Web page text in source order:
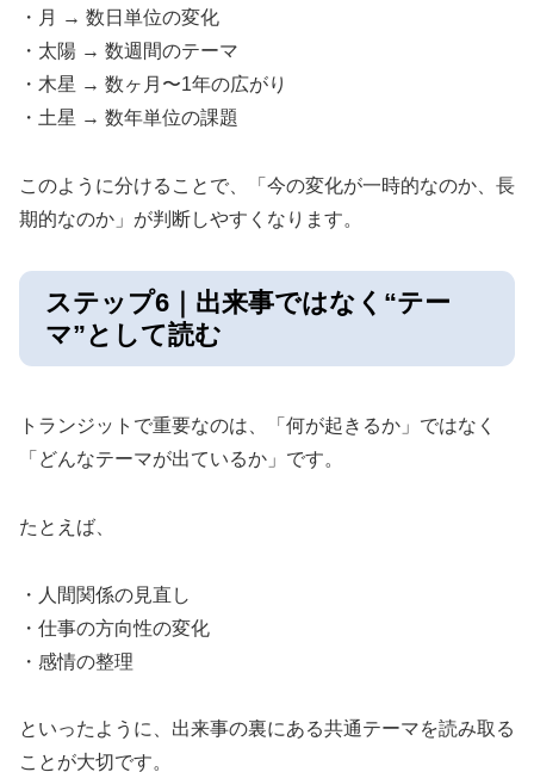
・月 → 数日単位の変化
・太陽 → 数週間のテーマ
・木星 → 数ヶ月〜1年の広がり
・土星 → 数年単位の課題
このように分けることで、「今の変化が一時的なのか、長
期的なのか」が判断しやすくなります。
ステップ6｜出来事ではなく“テー
マ”として読む
トランジットで重要なのは、「何が起きるか」ではなく
「どんなテーマが出ているか」です。
たとえば、
・人間関係の見直し
・仕事の方向性の変化
・感情の整理
といったように、出来事の裏にある共通テーマを読み取る
ことが大切です。